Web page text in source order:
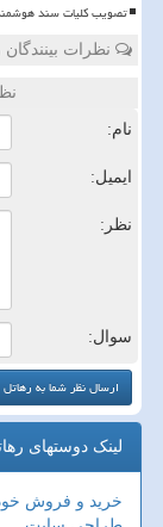
تصویب کلیات سند
نظرات
نام:
ایمیل:
نظر:
سوال:
لینک دوستهای
خرید و فروش